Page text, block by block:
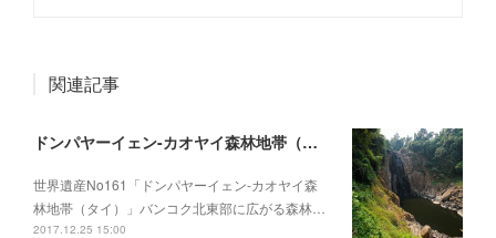
関連記事
ドンパヤーイェン-カオヤイ森林地帯（タイ）
世界遺産No161「ドンパヤーイェン-カオヤイ森
林地帯（タイ）」バンコク北東部に広がる森林…
2017.12.25 15:00